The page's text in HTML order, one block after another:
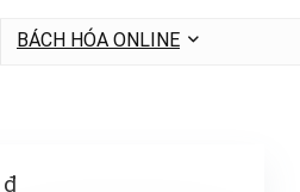
BÁCH HÓA ONLINE
₫